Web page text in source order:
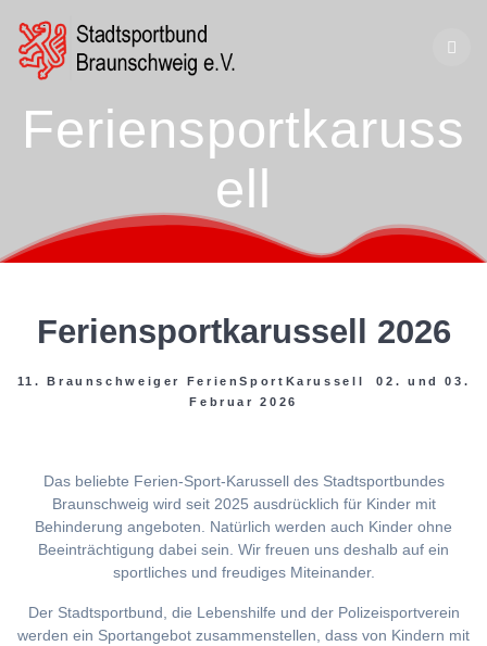
Feriensportkaruss
ell
Feriensportkarussell 2026
11. Braunschweiger FerienSportKarussell 02. und 03.
Februar 2026
Das beliebte Ferien-Sport-Karussell des Stadtsportbundes
Braunschweig wird seit 2025 ausdrücklich für Kinder mit
Behinderung angeboten. Natürlich werden auch Kinder ohne
Beeinträchtigung dabei sein. Wir freuen uns deshalb auf ein
sportliches und freudiges Miteinander.
Der Stadtsportbund, die Lebenshilfe und der Polizeisportverein
werden ein Sportangebot zusammenstellen, dass von Kindern mit